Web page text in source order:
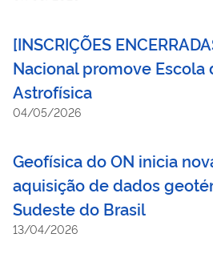
[INSCRIÇÕES
Nacional promove Escola
Astrofísica
04/05/2026
Geofísica do ON inicia
aquisição de dados
Sudeste do Brasil
13/04/2026